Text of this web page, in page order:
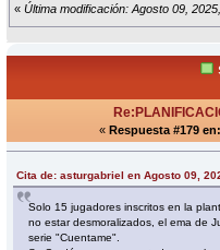
« Última modificación: Agosto 09,
« Respuesta #179 en:
Cita de: asturgabriel en Agosto 09,
Solo 15 jugadores inscritos en la
no estar desmoralizados, el ema de
serie "Cuentame".